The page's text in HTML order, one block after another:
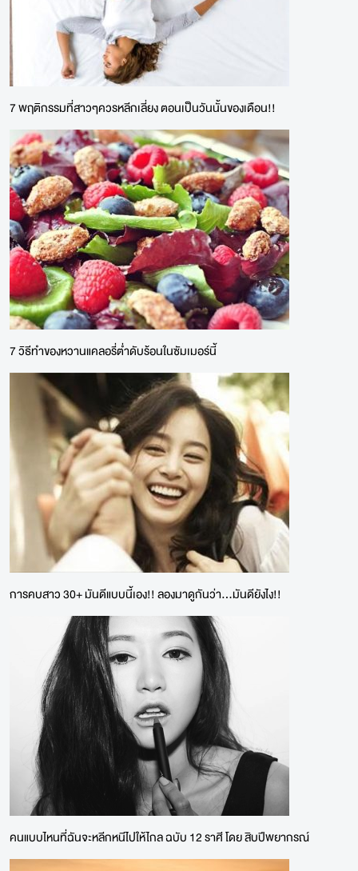
7 พฤติกรรมที่สาวๆควรหลีกเลี่ยง ตอนเป็นวันนั้นของเดือน!!
7 วิธีทำของหวานแคลอรี่ต่ำดับร้อนในซัมเมอร์นี้
การคบสาว 30+ มันดีแบบนี้เอง!! ลองมาดูกันว่า...มันดียังไง!!
คนแบบไหนที่ฉันจะหลีกหนีไปให้ไกล ฉบับ 12 ราศี โดย สิบปีพยากรณ์